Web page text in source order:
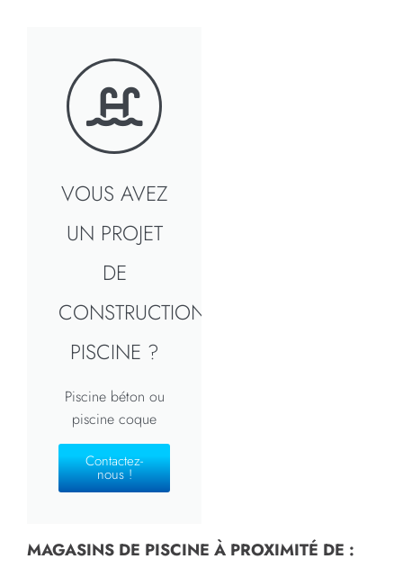
VOUS AVEZ
UN PROJET
DE
CONSTRUCTION
PISCINE ?
Piscine béton ou
piscine coque
Contactez-
nous !
MAGASINS DE PISCINE À PROXIMITÉ DE :